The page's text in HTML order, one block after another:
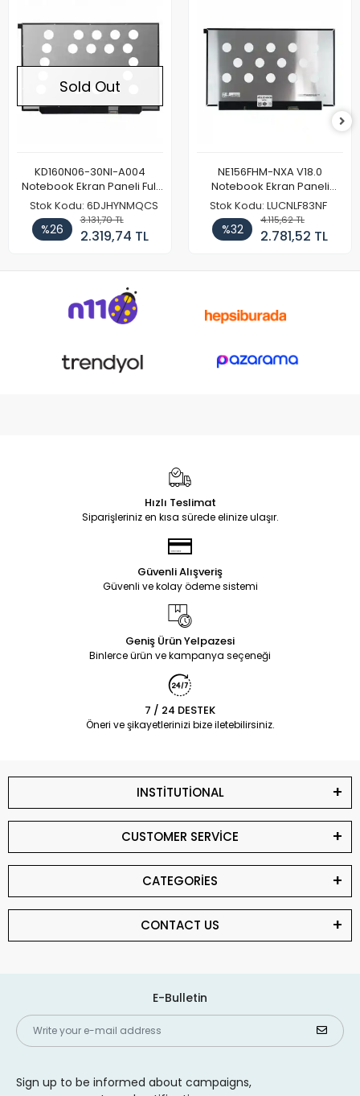
Sold Out
KD160N06-30NI-A004
Notebook Ekran Paneli Full
HD
Stok Kodu: 6DJHYNMQCS
%26
3.131,70 TL
2.319,74 TL
NE156FHM-NXA V18.0
Notebook Ekran Paneli
144Hz
Stok Kodu: LUCNLF83NF
%32
4.115,62 TL
2.781,52 TL
Hızlı Teslimat
Siparişleriniz en kısa sürede elinize ulaşır.
Güvenli Alışveriş
Güvenli ve kolay ödeme sistemi
Geniş Ürün Yelpazesi
Binlerce ürün ve kampanya seçeneği
7 / 24 DESTEK
Öneri ve şikayetlerinizi bize iletebilirsiniz.
INSTİTUTİONAL
CUSTOMER SERVİCE
CATEGORİES
CONTACT US
E-Bulletin
Sign up to be informed about campaigns,